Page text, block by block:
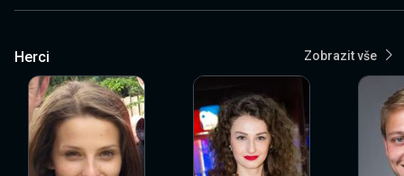
Herci Zobrazit vše